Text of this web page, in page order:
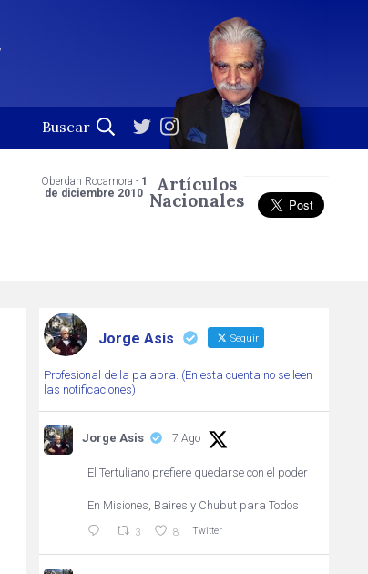
Oberdan Rocamora - 1
de diciembre 2010
Artículos
Nacionales
Jorge Asis Seguir
Profesional de la palabra. (En esta cuenta no se leen
las notificaciones)
Jorge Asis 7 Ago
El Tertuliano prefiere quedarse con el poder
En Misiones, Baires y Chubut para Todos
3 8 Twitter